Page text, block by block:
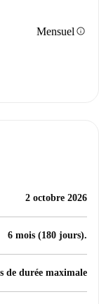
Mensuel info
2 octobre 2026
6 mois (180 jours).
de durée maximale